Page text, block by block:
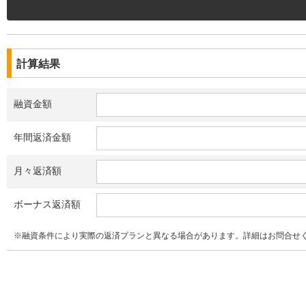
計算結果
融資金額
年間返済金額
月々返済額
ボーナス返済額
※融資条件により実際の返済プランと異なる場合があります。詳細はお問合せ